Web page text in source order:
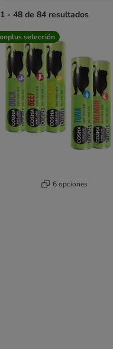
1 - 48 de 84 resultados
product items have been
selección
6 opciones